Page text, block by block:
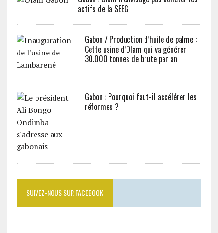
actifs de la SEEG
Gabon / Production d’huile de palme :
Cette usine d’Olam qui va générer
30.000 tonnes de brute par an
Gabon : Pourquoi faut-il accélérer les
réformes ?
SUIVEZ-NOUS SUR FACEBOOK